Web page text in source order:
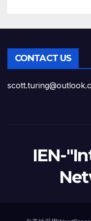
CONTACT US
IEN-